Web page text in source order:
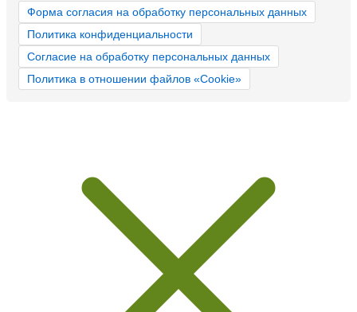
Форма согласия на обработку персональных данных
Политика конфиденциальности
Согласие на обработку персональных данных
Политика в отношении файлов «Cookie»